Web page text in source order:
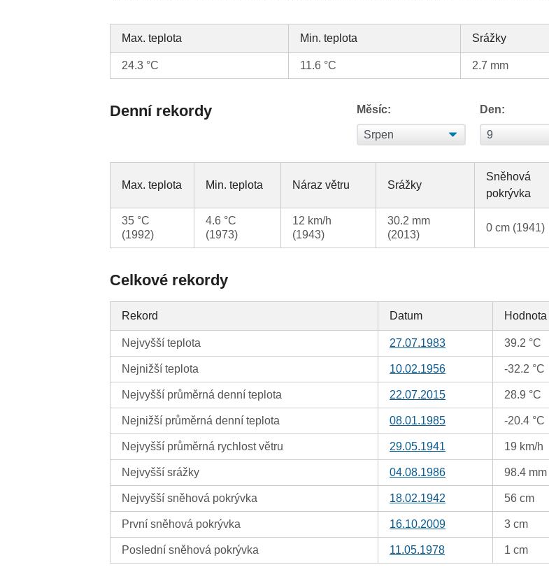
Max. teplota Min. teplota Srážky
24.3 °C 11.6 °C 2.7 mm
Denní rekordy Měsíc: Den:
Max. teplota Min. teplota Náraz větru Srážky
Sněhová
pokrývka
35 °C
(1992)
4.6 °C
(1973)
12 km/h
(1943)
30.2 mm
(2013)
0 cm (1941)
Celkové rekordy
Rekord Datum Hodnota
Nejvyšší teplota 27.07.1983 39.2 °C
Nejnižší teplota 10.02.1956 -32.2 °C
Nejvyšší průměrná denní teplota 22.07.2015 28.9 °C
Nejnižší průměrná denní teplota 08.01.1985 -20.4 °C
Nejvyšší průměrná rychlost větru 29.05.1941 19 km/h
Nejvyšší srážky 04.08.1986 98.4 mm
Nejvyšší sněhová pokrývka 18.02.1942 56 cm
První sněhová pokrývka 16.10.2009 3 cm
Poslední sněhová pokrývka 11.05.1978 1 cm